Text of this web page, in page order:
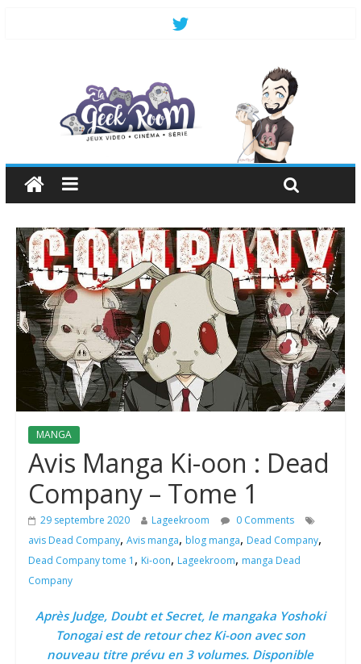
MANGA
Avis Manga Ki-oon : Dead
Company – Tome 1
29 septembre 2020 Lageekroom
0 Comments
avis Dead Company, Avis manga, blog manga, Dead Company,
Dead Company tome 1 , Ki-oon, Lageekroom, manga Dead
Company
Après Judge, Doubt et Secret, le mangaka Yoshoki
Tonogai est de retour chez Ki-oon avec son
nouveau titre prévu en 3 volumes. Disponible